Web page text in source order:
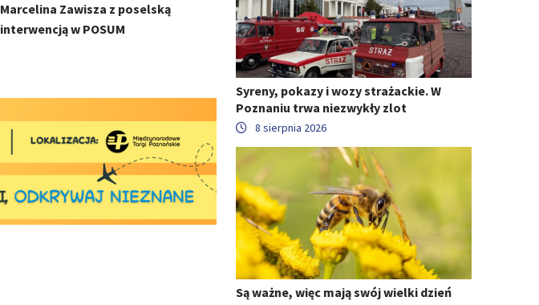
Marcelina Zawisza z poselską
interwencją w POSUM
Syreny, pokazy i wozy strażackie. W
Poznaniu trwa niezwykły zlot
8 sierpnia 2026
Są ważne, więc mają swój wielki dzień